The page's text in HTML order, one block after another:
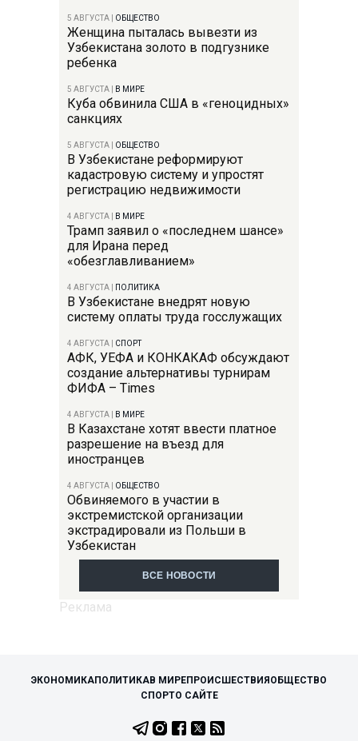
5 АВГУСТА ОБЩЕСТВО
Женщина пыталась вывезти из
Узбекистана золото в подгузнике
ребенка
5 АВГУСТА В МИРЕ
Куба обвинила США в «геноцидных»
санкциях
5 АВГУСТА ОБЩЕСТВО
В Узбекистане реформируют
кадастровую систему и упростят
регистрацию недвижимости
4 АВГУСТА В МИРЕ
Трамп заявил о «последнем шансе»
для Ирана перед
«обезглавливанием»
4 АВГУСТА ПОЛИТИКА
В Узбекистане внедрят новую
систему оплаты труда госслужащих
4 АВГУСТА СПОРТ
АФК, УЕФА и КОНКАКАФ обсуждают
создание альтернативы турнирам
ФИФА – Times
4 АВГУСТА В МИРЕ
В Казахстане хотят ввести платное
разрешение на въезд для
иностранцев
4 АВГУСТА ОБЩЕСТВО
Обвиняемого в участии в
экстремистской организации
экстрадировали из Польши в
Узбекистан
ВСЕ НОВОСТИ
ЭКОНОМИКАПОЛИТИКАВ МИРЕПРОИСШЕСТВИЯОБЩЕСТВО
СПОРТО САЙТЕ